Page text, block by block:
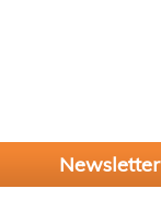
Newsletter